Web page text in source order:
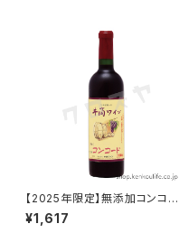
【2025年限定】無添加コンコー
ド赤中口 720ml｜酸化防止剤
無添加の限定醸造｜井筒ワイン
¥1,617